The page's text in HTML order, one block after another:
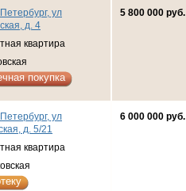
ул
д. 4
квартира
покупка
5 800 000 руб.
ул
д. 5/21
квартира
6 000 000 руб.